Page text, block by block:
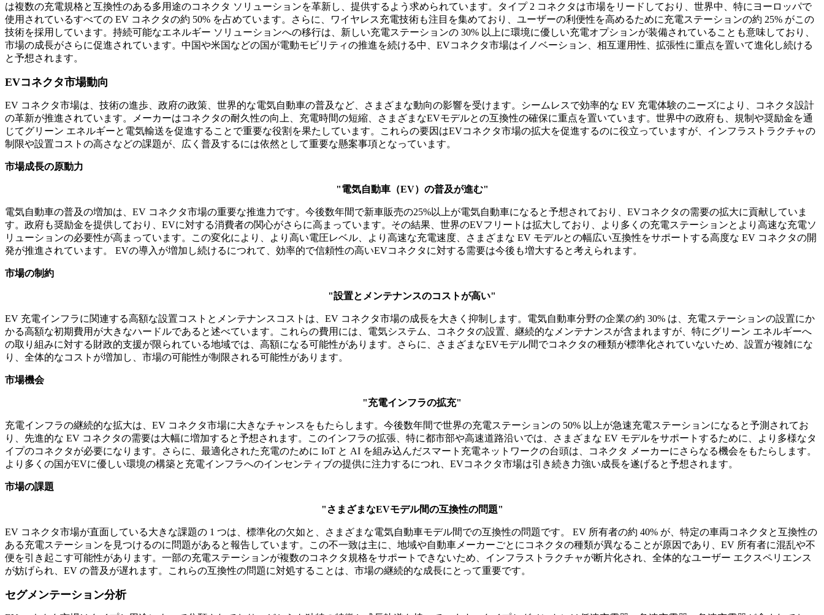
は複数の充電規格と互換性のある多用途のコネクタ ソリューションを革新し、提供するよう求められています。タイプ 2 コネクタは市場をリードしており、世界中、特にヨーロッパで
使用されているすべての EV コネクタの約 50% を占めています。さらに、ワイヤレス充電技術も注目を集めており、ユーザーの利便性を高めるために充電ステーションの約 25% がこの
技術を採用しています。持続可能なエネルギー ソリューションへの移行は、新しい充電ステーションの 30% 以上に環境に優しい充電オプションが装備されていることも意味しており、
市場の成長がさらに促進されています。中国や米国などの国が電動モビリティの推進を続ける中、EVコネクタ市場はイノベーション、相互運用性、拡張性に重点を置いて進化し続ける
と予想されます。
EVコネクタ市場動向
EV コネクタ市場は、技術の進歩、政府の政策、世界的な電気自動車の普及など、さまざまな動向の影響を受けます。シームレスで効率的な EV 充電体験のニーズにより、コネクタ設計
の革新が推進されています。メーカーはコネクタの耐久性の向上、充電時間の短縮、さまざまなEVモデルとの互換性の確保に重点を置いています。世界中の政府も、規制や奨励金を通
じてグリーン エネルギーと電気輸送を促進することで重要な役割を果たしています。これらの要因はEVコネクタ市場の拡大を促進するのに役立っていますが、インフラストラクチャの
制限や設置コストの高さなどの課題が、広く普及するには依然として重要な懸案事項となっています。
市場成長の原動力
"電気自動車（EV）の普及が進む"
電気自動車の普及の増加は、EV コネクタ市場の重要な推進力です。今後数年間で新車販売の25%以上が電気自動車になると予想されており、EVコネクタの需要の拡大に貢献していま
す。政府も奨励金を提供しており、EVに対する消費者の関心がさらに高まっています。その結果、世界のEVフリートは拡大しており、より多くの充電ステーションとより高速な充電ソ
リューションの必要性が高まっています。この変化により、より高い電圧レベル、より高速な充電速度、さまざまな EV モデルとの幅広い互換性をサポートする高度な EV コネクタの開
発が推進されています。 EVの導入が増加し続けるにつれて、効率的で信頼性の高いEVコネクタに対する需要は今後も増大すると考えられます。
市場の制約
"設置とメンテナンスのコストが高い"
EV 充電インフラに関連する高額な設置コストとメンテナンスコストは、EV コネクタ市場の成長を大きく抑制します。電気自動車分野の企業の約 30% は、充電ステーションの設置にか
かる高額な初期費用が大きなハードルであると述べています。これらの費用には、電気システム、コネクタの設置、継続的なメンテナンスが含まれますが、特にグリーン エネルギーへ
の取り組みに対する財政的支援が限られている地域では、高額になる可能性があります。さらに、さまざまなEVモデル間でコネクタの種類が標準化されていないため、設置が複雑にな
り、全体的なコストが増加し、市場の可能性が制限される可能性があります。
市場機会
"充電インフラの拡充"
充電インフラの継続的な拡大は、EV コネクタ市場に大きなチャンスをもたらします。今後数年間で世界の充電ステーションの 50% 以上が急速充電ステーションになると予測されてお
り、先進的な EV コネクタの需要は大幅に増加すると予想されます。このインフラの拡張、特に都市部や高速道路沿いでは、さまざまな EV モデルをサポートするために、より多様なタ
イプのコネクタが必要になります。さらに、最適化された充電のために IoT と AI を組み込んだスマート充電ネットワークの台頭は、コネクタ メーカーにさらなる機会をもたらします。
より多くの国がEVに優しい環境の構築と充電インフラへのインセンティブの提供に注力するにつれ、EVコネクタ市場は引き続き力強い成長を遂げると予想されます。
市場の課題
"さまざまなEVモデル間の互換性の問題"
EV コネクタ市場が直面している大きな課題の 1 つは、標準化の欠如と、さまざまな電気自動車モデル間での互換性の問題です。 EV 所有者の約 40% が、特定の車両コネクタと互換性の
ある充電ステーションを見つけるのに問題があると報告しています。この不一致は主に、地域や自動車メーカーごとにコネクタの種類が異なることが原因であり、EV 所有者に混乱や不
便を引き起こす可能性があります。一部の充電ステーションが複数のコネクタ規格をサポートできないため、インフラストラクチャが断片化され、全体的なユーザー エクスペリエンス
が妨げられ、EV の普及が遅れます。これらの互換性の問題に対処することは、市場の継続的な成長にとって重要です。
セグメンテーション分析